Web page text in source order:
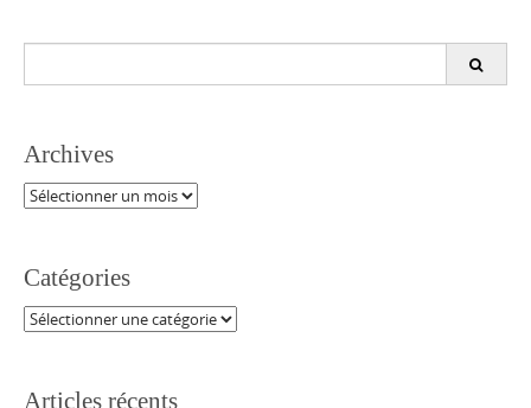
Archives
Archives
Catégories
Catégories
Articles récents